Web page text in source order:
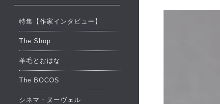
特集【作家インタビュー】
The Shop
羊毛とおはな
The BOCOS
シネマ・ヌーヴェル